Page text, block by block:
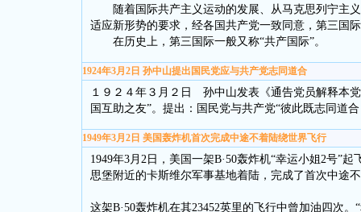
随着国际共产主义运动的发展、从马克思列宁主义
适应新形势的要求，经各国共产党一致同意，第三国
在历史上，第三国际一般又称“共产国际”。
1924年3月2日 孙中山提出国民党应与共产党志同道合
１９２４年３月２日 孙中山发表《通告党员解释本
国互助之友”。提出：国民党与共产党“彼此既志同道
1949年3月2日 美国轰炸机首次完成中途不着陆绕世界飞行
1949年3月2日，美国一架B·50轰炸机“幸运小姐2号”
思堡附近的卡斯维尔军事基地着陆，完成了首次中途
这架B·50轰炸机在其23452英里的飞行中曾加油四次